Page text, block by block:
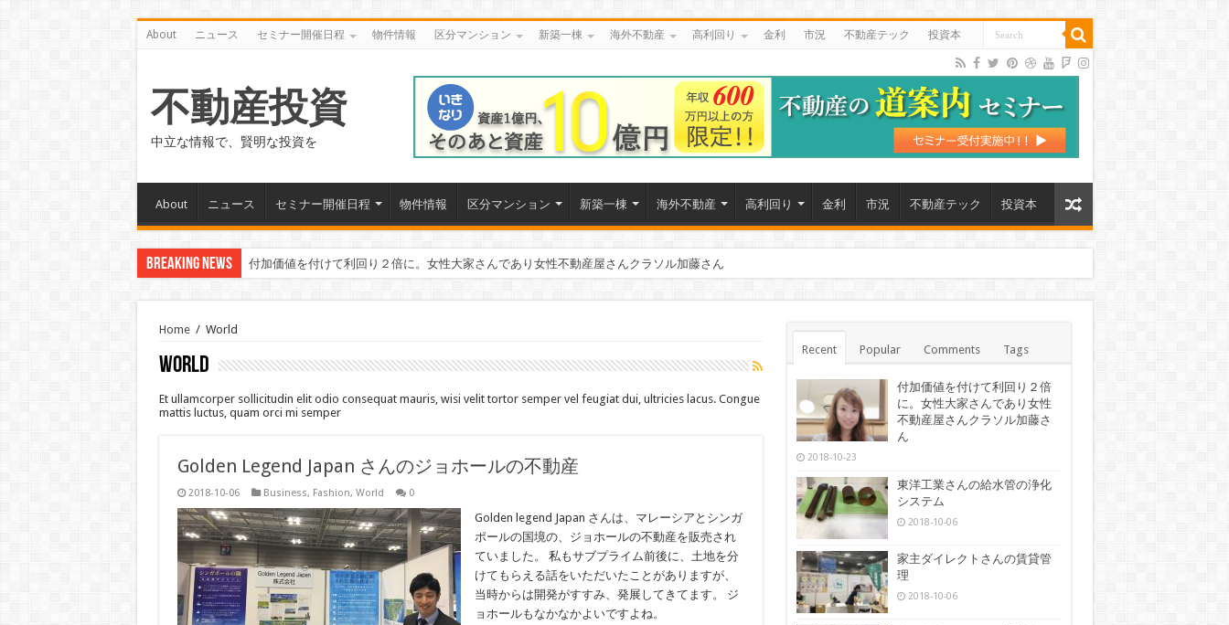
About ニュース セミナー開催日程 物件情報 区分マンション 新築一棟 海外不動産 高利回り 金利 市況 不動産テック 投資本
不動産投資
中立な情報で、賢明な投資を
About ニュース セミナー開催日程 物件情報 区分マンション 新築一棟 海外不動産 高利回り 金利 市況 不動産テック 投資本
Breaking News 付加価値を付けて利回り２倍に。女性大家さんであり女性不動産屋さんクラソル加藤さん
東洋工業さんの給水管の浄化システム
Home / World
World
Et ullamcorper sollicitudin elit odio consequat mauris, wisi velit tortor semper vel feugiat dui, ultricies lacus. Congue
mattis luctus, quam orci mi semper
Golden Legend Japan さんのジョホールの不動産
2018-10-06 Business, Fashion, World 0
Golden legend Japan さんは、マレーシアとシンガ
ポールの国境の、ジョホールの不動産を販売され
ていました。 私もサブプライム前後に、土地を分
けてもらえる話をいただいたことがありますが、
当時からは開発がすすみ、発展してきてます。 ジ
ョホールもなかなかよいですよね。
Recent Popular Comments Tags
付加価値を付けて利回り２倍
に。女性大家さんであり女性
不動産屋さんクラソル加藤さ
ん
2018-10-23
東洋工業さんの給水管の浄化
システム
2018-10-06
家主ダイレクトさんの賃貸管
理
2018-10-06